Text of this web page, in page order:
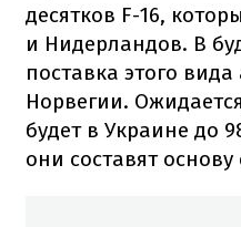
десятков F-16,
и Нидерландов. В
поставка этого
Норвегии.
будет в Украине до
они составят